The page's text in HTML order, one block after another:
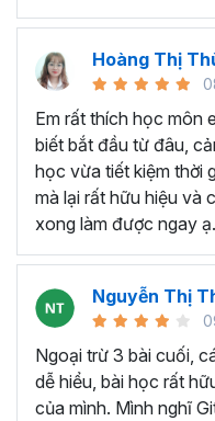
Định dạng nhanh
toán, các thủ thuật
cho bảng tính, hiển
chú và cố định
Kỹ thuật định dạng
thêm ký hiệu tiền
học và loại bỏ dữ
Tổng hợp thủ
cách tắt/mở gợi ý
gian.
Tổng hợp hàm,
như hàm tính toán
hợp đồng,...
Hướng dẫn dùng
Hoàng Thị
Em rất thích học môn
biết bắt đầu từ đâu,
học vừa tiết kiệm thời
mà lại rất hữu hiệu và
xong làm được ngay
Nguyễn Thị
Ngoại trừ 3 bài cuối,
dễ hiểu, bài học rất
của mình. Mình nghĩ